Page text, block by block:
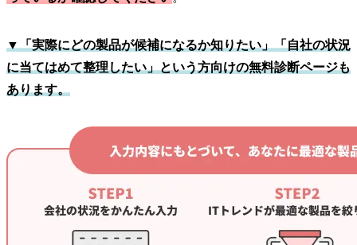
▼「実際にどの製品が候補になるか知りたい」「自社の状況
に当てはめて整理したい」という方向けの無料診断ページも
あります。